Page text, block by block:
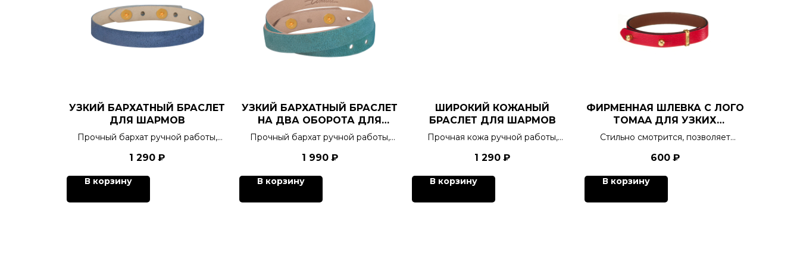
УЗКИЙ БАРХАТНЫЙ БРАСЛЕТ
ДЛЯ ШАРМОВ
Прочный бархат ручной работы,
кинестетиков, 6 цветов.
1 290 ₽
В корзину
УЗКИЙ БАРХАТНЫЙ БРАСЛЕТ
НА ДВА ОБОРОТА ДЛЯ
ШАРМОВ
Прочный бархат ручной работы,
кинестетиков, 4 цвета.
1 990 ₽
В корзину
ШИРОКИЙ КОЖАНЫЙ
БРАСЛЕТ ДЛЯ ШАРМОВ
Прочная кожа ручной работы,
победителя, 6 цветов.
1 290 ₽
В корзину
ФИРМЕННАЯ ШЛЕВКА С ЛОГО
TOMAA ДЛЯ УЗКИХ
Стильно смотрится, позволяет
600 ₽
В корзину